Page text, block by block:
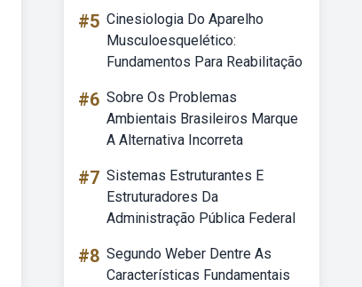
#5 Cinesiologia Do Aparelho
Musculoesquelético:
Fundamentos Para Reabilitação
#6 Sobre Os Problemas
Ambientais Brasileiros Marque
A Alternativa Incorreta
#7 Sistemas Estruturantes E
Estruturadores Da
Administração Pública Federal
#8 Segundo Weber Dentre As
Características Fundamentais